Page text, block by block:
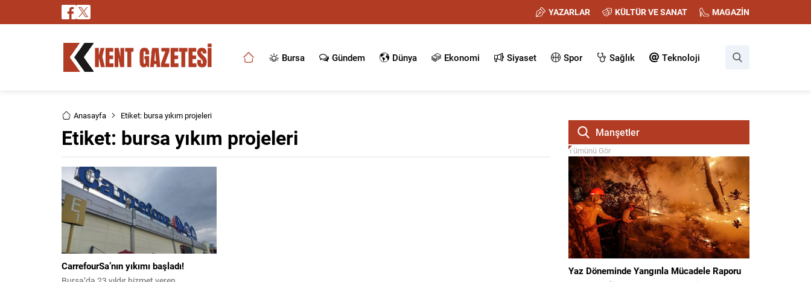
YAZARLAR KÜLTÜR VE SANAT MAGAZİN
Bursa Gündem Dünya Ekonomi Siyaset Spor Sağlık Teknoloji
Anasayfa Etiket: bursa yıkım projeleri
Etiket: bursa yıkım projeleri
CarrefourSa’nın yıkımı başladı!
Manşetler
Tümünü Gör
Yaz Döneminde Yangınla Mücadele Raporu